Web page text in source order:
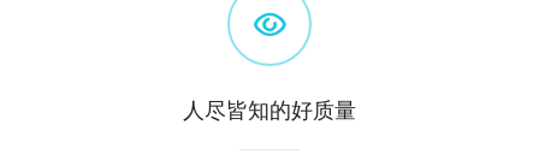
人尽皆知的好质量